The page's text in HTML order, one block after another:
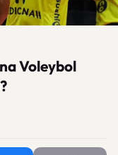
Voleybol